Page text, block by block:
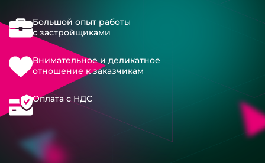
Большой опыт работы
с застройщиками
Внимательное и деликатное
отношение к заказчикам
Оплата с НДС